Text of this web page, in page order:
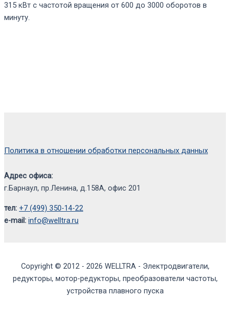
315 кВт с частотой вращения от 600 до 3000 оборотов в
минуту.
Политика в отношении обработки персональных данных
Адрес офиса:
г.Барнаул, пр.Ленина, д.158А, офис 201
тел: +7 (499) 350-14-22
e-mail: info@welltra.ru
Copyright © 2012 - 2026 WELLTRA - Электродвигатели,
редукторы, мотор-редукторы, преобразователи частоты,
устройства плавного пуска